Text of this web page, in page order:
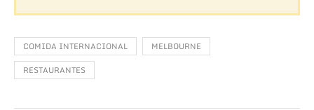
COMIDA INTERNACIONAL
MELBOURNE
RESTAURANTES